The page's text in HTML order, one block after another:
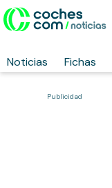
Noticias Fichas
Publicidad